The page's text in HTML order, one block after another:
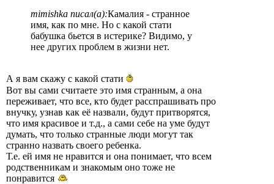
mimishka писал(а):Камалия - странное
имя, как по мне. Но с какой стати
бабушка бьется в истерике? Видимо, у
нее других проблем в жизни нет.
А я вам скажу с какой стати
Вот вы сами считаете это имя странным, а она
переживает, что все, кто будет расспрашивать про
внучку, узнав как её назвали, будут притворятся,
что имя красивое и т.д., а сами себе на уме будут
думать, что только странные люди могут так
странно назвать своего ребенка.
Т.е. ей имя не нравится и она понимает, что всем
родственникам и знакомым оно тоже не
понравится